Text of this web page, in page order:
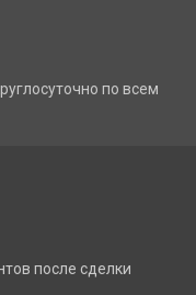
по всем
после сделки